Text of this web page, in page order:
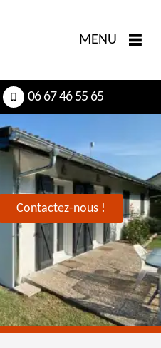
MENU
06 67 46 55 65
Contactez-nous !